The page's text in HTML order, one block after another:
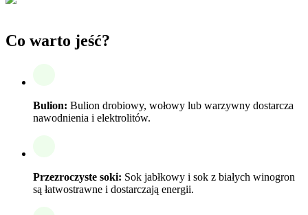
Co warto jeść?
Bulion: Bulion drobiowy, wołowy lub warzywny dostarcza
nawodnienia i elektrolitów.
Przezroczyste soki: Sok jabłkowy i sok z białych winogron
są łatwostrawne i dostarczają energii.